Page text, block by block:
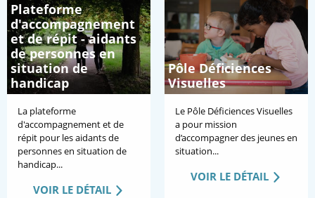
Plateforme
d'accompagnement
et de répit - aidants
de personnes en
situation de
handicap
La plateforme
d'accompagnement et de
répit pour les aidants de
personnes en situation de
handicap...
VOIR LE DÉTAIL
Pôle Déficiences
Visuelles
Le Pôle Déficiences Visuelles
a pour mission
d’accompagner des jeunes en
situation...
VOIR LE DÉTAIL